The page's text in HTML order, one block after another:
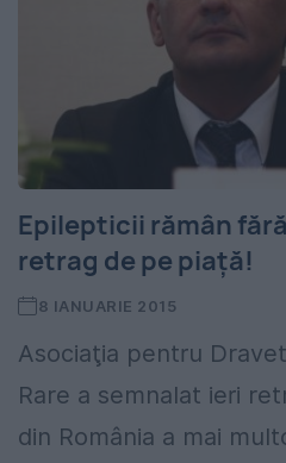
Epilepticii rămân
retrag de pe piață!
8 IANUARIE 2015
Asociaţia pentru
Rare a semnalat ieri
din România a mai